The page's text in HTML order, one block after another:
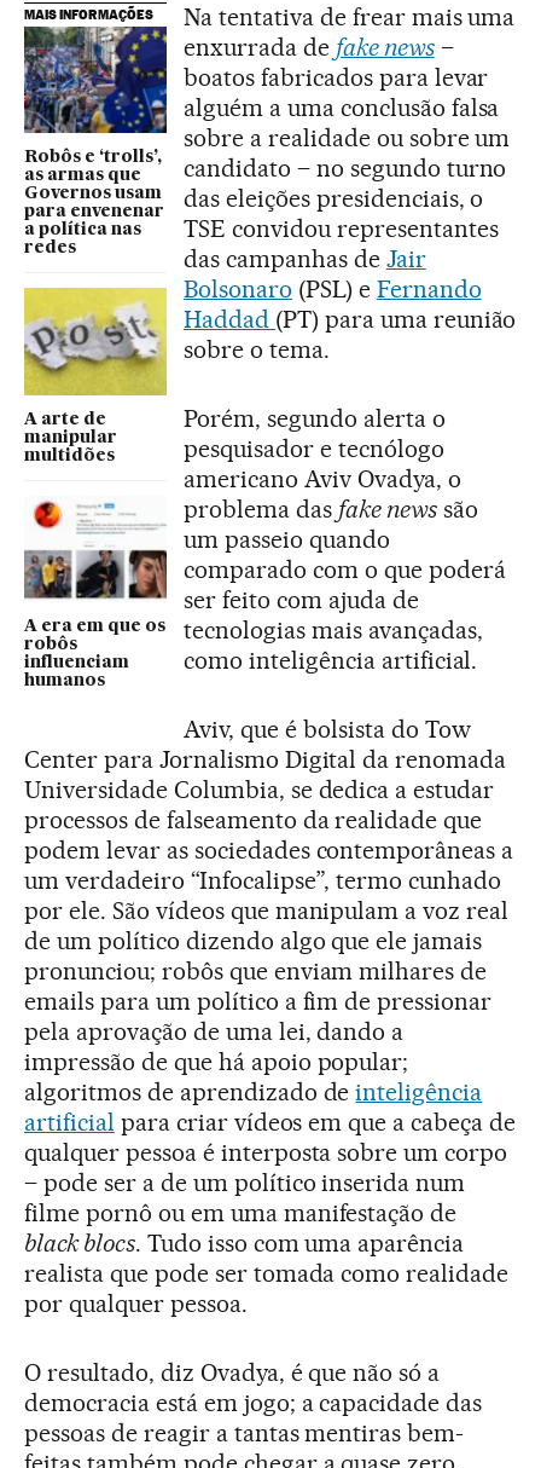
MAIS INFORMAÇÕES
Robôs e ‘trolls’,
as armas que
Governos usam
para envenenar
a política nas
redes
A arte de
manipular
multidões
A era em que os
robôs
influenciam
humanos
Na tentativa de frear mais uma
enxurrada de fake news–
boatos fabricados para levar
alguém a uma conclusão falsa
sobre a realidade ou sobre um
candidato – no segundo turno
das eleições presidenciais, o
TSE convidou representantes
das campanhas de Jair
Bolsonaro (PSL) e Fernando
Haddad (PT) para uma reunião
sobre o tema.
Porém, segundo alerta o
pesquisador e tecnólogo
americano Aviv Ovadya, o
problema das fake newssão
um passeio quando
comparado com o que poderá
ser feito com ajuda de
tecnologias mais avançadas,
como inteligência artificial.
Aviv, que é bolsista do Tow
Center para Jornalismo Digital da renomada
Universidade Columbia, se dedica a estudar
processos de falseamento da realidade que
podem levar as sociedades contemporâneas a
um verdadeiro “Infocalipse”, termo cunhado
por ele. São vídeos que manipulam a voz real
de um político dizendo algo que ele jamais
pronunciou; robôs que enviam milhares de
emails para um político a fim de pressionar
pela aprovação de uma lei, dando a
impressão de que há apoio popular;
algoritmos de aprendizado deinteligência
artificial para criar vídeos em que a cabeça de
qualquer pessoa é interposta sobre um corpo
– pode ser a de um político inserida num
filme pornô ou em uma manifestação de
black blocs. Tudo isso com uma aparência
realista que pode ser tomada como realidade
por qualquer pessoa.
O resultado, diz Ovadya, é que não só a
democracia está em jogo; a capacidade das
pessoas de reagir a tantas mentiras bem-